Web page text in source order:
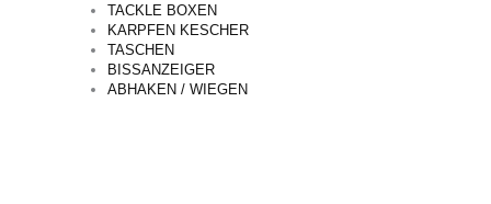
TACKLE BOXEN
KARPFEN KESCHER
TASCHEN
BISSANZEIGER
ABHAKEN / WIEGEN